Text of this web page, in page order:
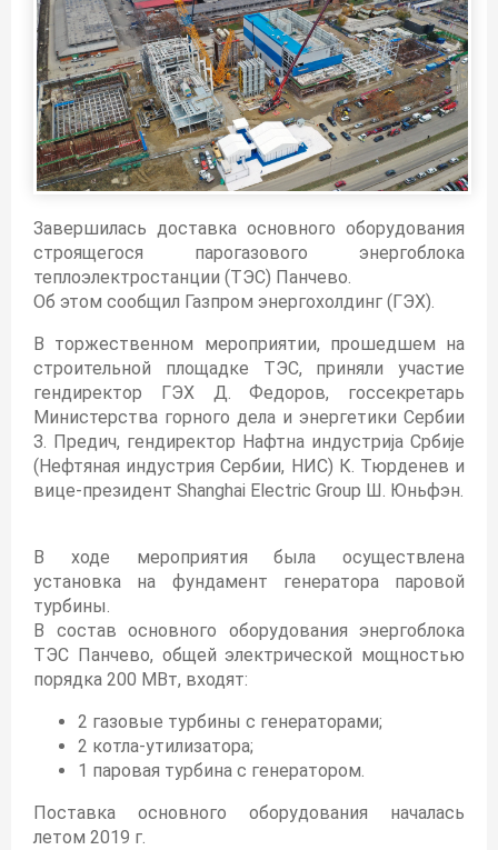
Завершилась доставка основного оборудования
строящегося парогазового энергоблока
теплоэлектростанции (ТЭС) Панчево.
Об этом сообщил Газпром энергохолдинг (ГЭХ).
В торжественном мероприятии, прошедшем на
строительной площадке ТЭС, приняли участие
гендиректор ГЭХ Д. Федоров, госсекретарь
Министерства горного дела и энергетики Сербии
З. Предич, гендиректор Нафтна индустрија Србије
(Нефтяная индустрия Сербии, НИС) К. Тюрденев и
вице-президент Shanghai Electric Group Ш. Юньфэн.
В ходе мероприятия была осуществлена
установка на фундамент генератора паровой
турбины.
В состав основного оборудования энергоблока
ТЭС Панчево, общей электрической мощностью
порядка 200 МВт, входят:
2 газовые турбины с генераторами;
2 котла-утилизатора;
1 паровая турбина с генератором.
Поставка основного оборудования началась
летом 2019 г.